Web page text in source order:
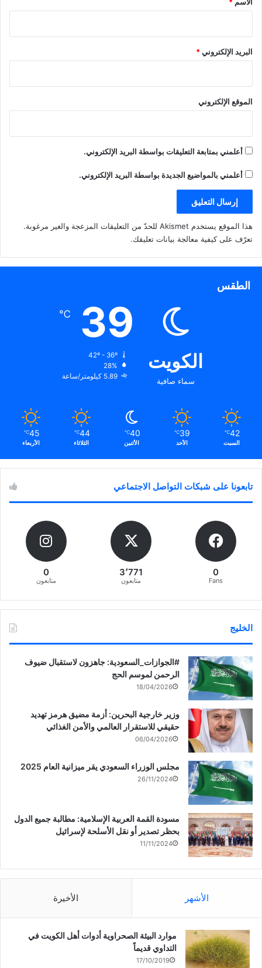
البريد الإلكتروني*
الموقع الإلكتروني
أعلمني بمتابعة التعليقات بواسطة البريد الإلكتروني.
أعلمني بالمواضيع الجديدة بواسطة البريد الإلكتروني.
هذا الموقع يستخدم Akismet للحدّ من التعليقات المزعجة والغير مرغوبة.
تعرّف على كيفية معالجة بيانات تعليقك.
الطقس
الكويت
سماء صافية
39
℃
28%
5.89 كيلومتر/ساعة
42
℃
السبت
39
℃
الأحد
40
℃
الأثنين
44
℃
الثلاثاء
45
℃
الأربعاء
تابعونا على شبكات التواصل الاجتماعي
0
Fans
3٬771
متابعون
0
متابعون
الخليج
‏‎#الجوازات_السعودية: جاهزون لاستقبال ضيوف
الرحمن لموسم الحج
18/04/2026
وزير خارجية البحرين: أزمة مضيق هرمز تهديد
حقيقي للاستقرار العالمي والأمن الغذائي
06/04/2026
مجلس الوزراء السعودي يقر ميزانية العام 2025
26/11/2024
مسودة القمة العربية الإسلامية: مطالبة جميع الدول
بحظر تصدير أو نقل الأسلحة لإسرائيل
11/11/2024
الأشهر الأخيرة
موارد البيئة الصحراوية أدوات أهل الكويت في
التداوي قديماً
17/10/2019